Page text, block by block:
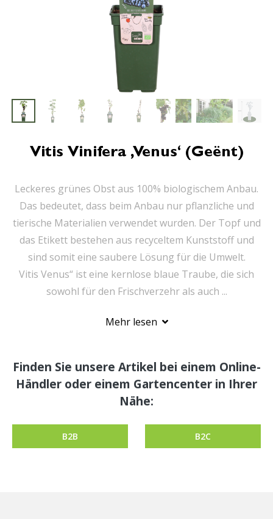
Vitis Vinifera ‚Venus‘ (geënt)
Leckeres grünes Obst aus 100% biologischem Anbau.
Das bedeutet, dass beim Anbau nur pflanzliche und
tierische Materialien verwendet wurden. Der Topf und
das Etikett bestehen aus recyceltem Kunststoff und
sind somit eine saubere Lösung für die Umwelt.
Vitis Venus“ ist eine kernlose blaue Traube, die sich
sowohl für den Frischverzehr als auch ...
Mehr lesen
Finden Sie unsere Artikel bei einem Online-
Händler oder einem Gartencenter in Ihrer
Nähe:
B2B B2C